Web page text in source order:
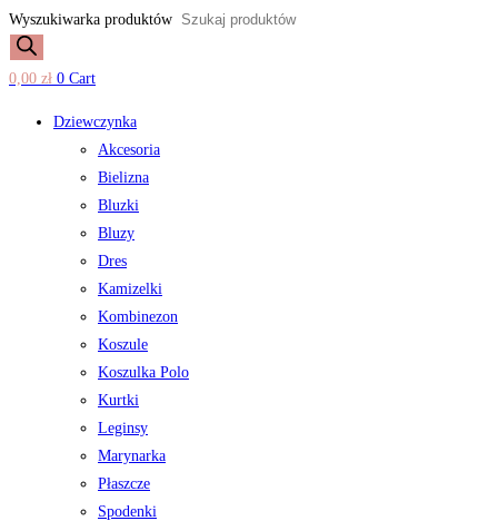
Wyszukiwarka produktów
0,00 zł 0 Cart
Dziewczynka
Akcesoria
Bielizna
Bluzki
Bluzy
Dres
Kamizelki
Kombinezon
Koszule
Koszulka Polo
Kurtki
Leginsy
Marynarka
Płaszcze
Spodenki